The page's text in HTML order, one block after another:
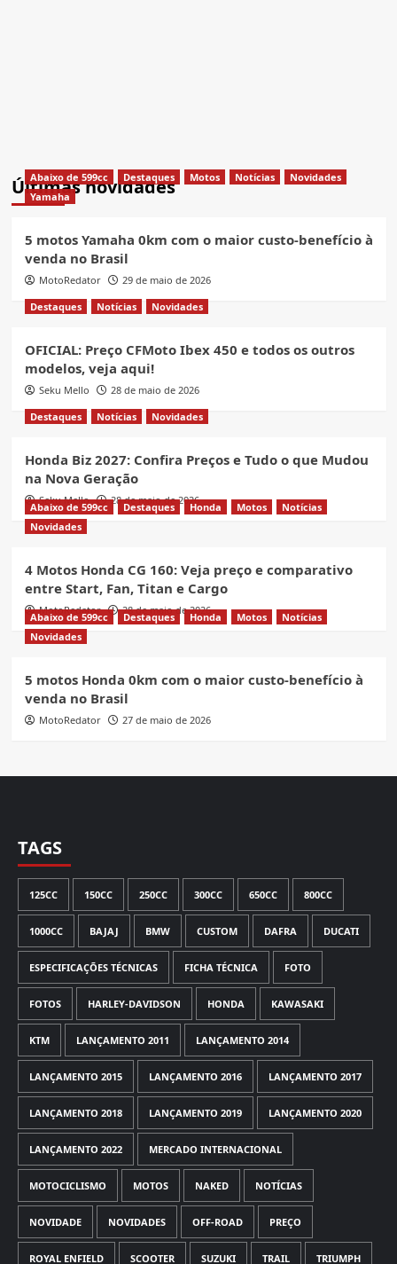
Últimas novidades
Abaixo de 599cc Destaques Motos Notícias
Novidades
Yamaha
5 motos Yamaha 0km com o maior custo-benefício à
venda no Brasil
MotoRedator
29 de maio de 2026
Destaques
Notícias Novidades
OFICIAL: Preço CFMoto Ibex 450 e todos os outros
modelos, veja aqui!
Seku Mello
28 de maio de 2026
Destaques
Notícias Novidades
Honda Biz 2027: Confira Preços e Tudo o que Mudou
na Nova Geração
Seku Mello 28 de maio de 2026
Abaixo de 599cc Destaques Honda Motos
Notícias
Novidades
4 Motos Honda CG 160: Veja preço e comparativo
entre Start, Fan, Titan e Cargo
MotoRedator 28 de maio de 2026
Abaixo de 599cc Destaques Honda Motos
Notícias
Novidades
5 motos Honda 0km com o maior custo-benefício à
venda no Brasil
MotoRedator 27 de maio de 2026
TAGS
125CC 150CC 250CC 300CC 650CC 800CC
1000CC BAJAJ BMW CUSTOM DAFRA DUCATI
ESPECIFICAÇÕES TÉCNICAS FICHA TÉCNICA FOTO
FOTOS HARLEY-DAVIDSON HONDA KAWASAKI
KTM LANÇAMENTO 2011 LANÇAMENTO 2014
LANÇAMENTO 2015 LANÇAMENTO 2016 LANÇAMENTO 2017
LANÇAMENTO 2018 LANÇAMENTO 2019 LANÇAMENTO 2020
LANÇAMENTO 2022 MERCADO INTERNACIONAL
MOTOCICLISMO MOTOS NAKED NOTÍCIAS
NOVIDADE NOVIDADES OFF-ROAD PREÇO
ROYAL ENFIELD SCOOTER SUZUKI TRAIL TRIUMPH